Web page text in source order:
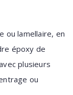
ou lamellaire, en
époxy de
plusieurs
ou